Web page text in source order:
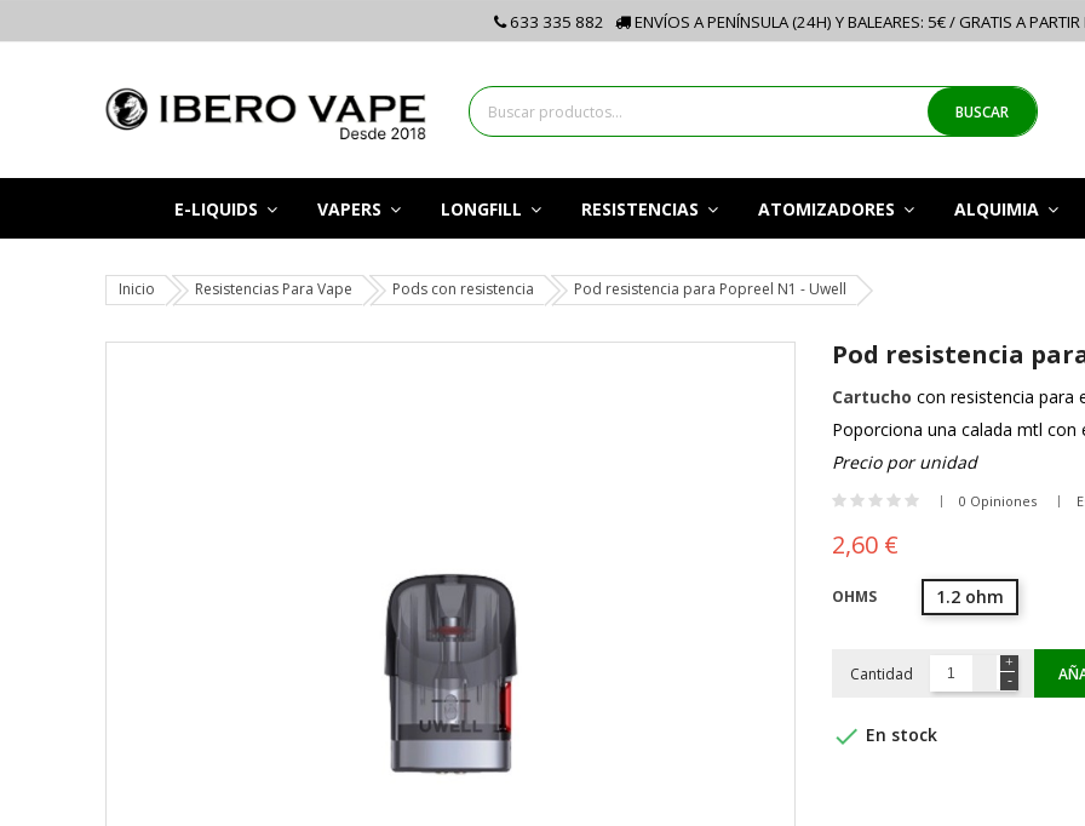
633 335 882 ENVÍOS A PENÍNSULA (24H) Y BALEARES: 5€ / GRATIS A
BUSCAR
E-LIQUIDS VAPERS LONGFILL RESISTENCIAS ATOMIZADORES ALQUIMIA
Inicio Resistencias Para Vape Pods con resistencia Pod resistencia para Popreel N1 - Uwell
Pod resistencia
Cartucho con resistencia para
Poporciona una calada mtl con
Precio por unidad
0 Opiniones
2,60 €
OHMS 1.2 ohm
Cantidad
 En stock